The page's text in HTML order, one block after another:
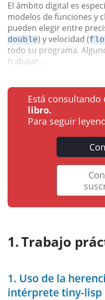
El ámbito digital es
modelos de funciones y
pueden elegir entre
double) y velocidad (
todo su programa.
trabajar...
Está consultando
libro.
Para seguir
Trabajo
1. Uso de la
intérprete tiny-lisp